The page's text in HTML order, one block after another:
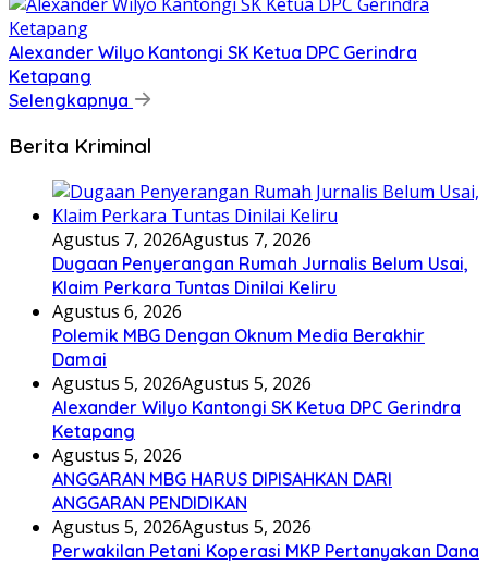
Alexander Wilyo Kantongi SK Ketua DPC Gerindra
Ketapang
Selengkapnya
Berita Kriminal
Agustus 7, 2026Agustus 7, 2026
Dugaan Penyerangan Rumah Jurnalis Belum Usai,
Klaim Perkara Tuntas Dinilai Keliru
Agustus 6, 2026
Polemik MBG Dengan Oknum Media Berakhir
Damai
Agustus 5, 2026Agustus 5, 2026
Alexander Wilyo Kantongi SK Ketua DPC Gerindra
Ketapang
Agustus 5, 2026
ANGGARAN MBG HARUS DIPISAHKAN DARI
ANGGARAN PENDIDIKAN
Agustus 5, 2026Agustus 5, 2026
Perwakilan Petani Koperasi MKP Pertanyakan Dana